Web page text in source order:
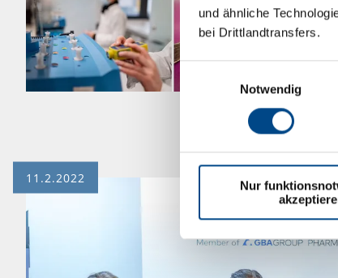
und ähnliche
bei Drittlandtransfers.
Notwendig
Nur
11.2.2022